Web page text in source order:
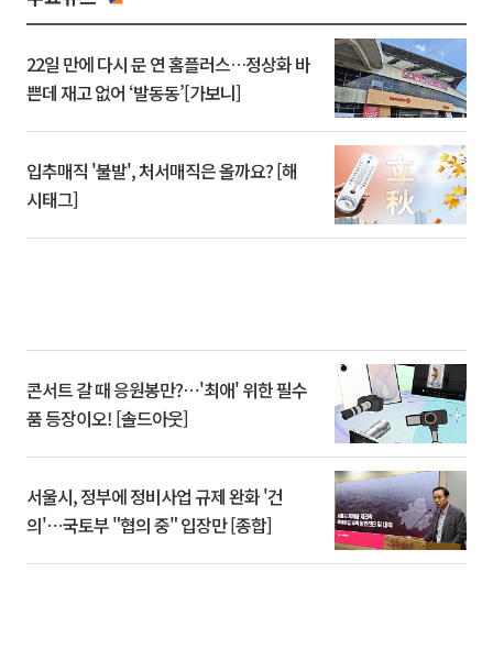
22일 만에 다시 문 연 홈플러스…정상화 바
쁜데 재고 없어 ‘발동동’[가보니]
입추매직 '불발', 처서매직은 올까요? [해
시태그]
콘서트 갈 때 응원봉만?⋯'최애' 위한 필수
품 등장이오! [솔드아웃]
서울시, 정부에 정비사업 규제 완화 '건
의'⋯국토부 "협의 중" 입장만 [종합]